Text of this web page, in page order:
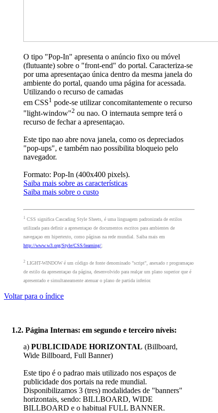
O tipo "Pop-In" apresenta o anúncio fixo ou móvel
(flutuante) sobre o "front-end" do portal. Caracteriza-se
por uma apresentaçao única dentro da mesma janela do
ambiente do portal, quando uma página for acessada.
Utilizando o recurso de camadas
em CSS1 pode-se utilizar concomitantemente o recurso
"light-window"2 ou nao. O internauta sempre terá o
recurso de fechar a apresentaçao.
Este tipo nao abre nova janela, como os depreciados
"pop-ups", e também nao possibilita bloqueio pelo
navegador.
Formato: Pop-In (400x400 pixels).
Saiba mais sobre as características
Saiba mais sobre o custo
1 CSS significa Cascading Style Sheets, é uma linguagem padronizada de estilos
utilizada para definir a apresentaçao de documentos escritos para ambientes de
navegaçao em hipertexto, como páginas na rede mundial. Saiba mais em
http://www.w3.org/Style/CSS/learning/;
2 LIGHT-WINDOW é um código de fonte denominado "script", anexado r programaçao
de estilo da apresentaçao da página, desenvolvido para realçar um plano superior que é
apresentado e simultaneamente atenuar o plano de partida inferior.
Voltar para o índice
1.2. Página Internas: em segundo e terceiro níveis:
a) PUBLICIDADE HORIZONTAL (Billboard,
Wide Billboard, Full Banner)
Este tipo é o padrao mais utilizado nos espaços de
publicidade dos portais na rede mundial.
Disponibilizamos 3 (tres) modalidades de "banners"
horizontais, sendo: BILLBOARD, WIDE
BILLBOARD e o habitual FULL BANNER.